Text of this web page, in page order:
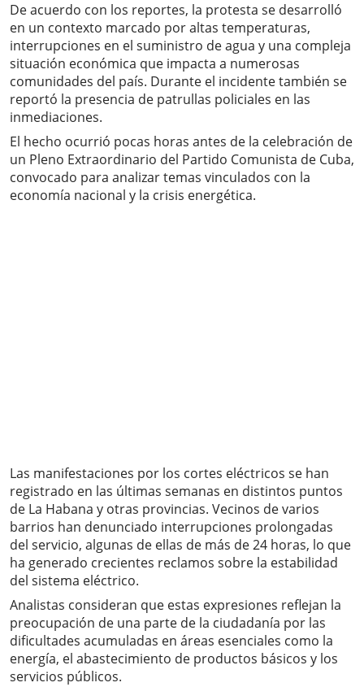
De acuerdo con los reportes, la protesta se desarrolló
en un contexto marcado por altas temperaturas,
interrupciones en el suministro de agua y una compleja
situación económica que impacta a numerosas
comunidades del país. Durante el incidente también se
reportó la presencia de patrullas policiales en las
inmediaciones.
El hecho ocurrió pocas horas antes de la celebración de
un Pleno Extraordinario del Partido Comunista de Cuba,
convocado para analizar temas vinculados con la
economía nacional y la crisis energética.
Las manifestaciones por los cortes eléctricos se han
registrado en las últimas semanas en distintos puntos
de La Habana y otras provincias. Vecinos de varios
barrios han denunciado interrupciones prolongadas
del servicio, algunas de ellas de más de 24 horas, lo que
ha generado crecientes reclamos sobre la estabilidad
del sistema eléctrico.
Analistas consideran que estas expresiones reflejan la
preocupación de una parte de la ciudadanía por las
dificultades acumuladas en áreas esenciales como la
energía, el abastecimiento de productos básicos y los
servicios públicos.